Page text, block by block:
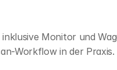
Monitor und
Workflow in der Praxis.